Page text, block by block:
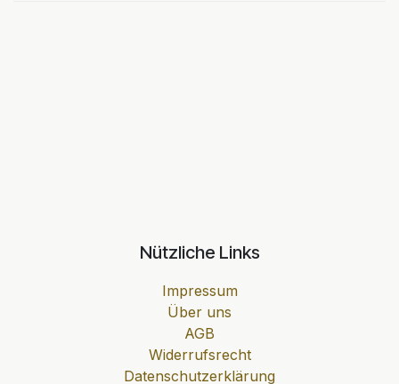
Nützliche Links
Impressum
Über uns
AGB
Widerrufsrecht
Datenschutzerklärung